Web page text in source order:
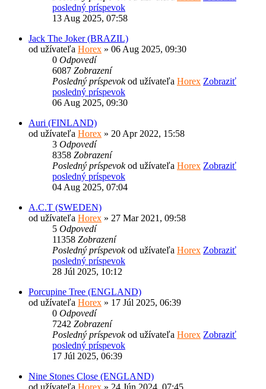
posledný príspevok
13 Aug 2025, 07:58
Jack The Joker (BRAZIL)
od užívateľa Horex » 06 Aug 2025, 09:30
0 Odpovedí
6087 Zobrazení
Posledný príspevokod užívateľa Horex Zobraziť
posledný príspevok
06 Aug 2025, 09:30
Auri (FINLAND)
od užívateľa Horex » 20 Apr 2022, 15:58
3 Odpovedí
8358 Zobrazení
Posledný príspevokod užívateľa Horex Zobraziť
posledný príspevok
04 Aug 2025, 07:04
A.C.T (SWEDEN)
od užívateľa Horex » 27 Mar 2021, 09:58
5 Odpovedí
11358 Zobrazení
Posledný príspevokod užívateľa Horex Zobraziť
posledný príspevok
28 Júl 2025, 10:12
Porcupine Tree (ENGLAND)
od užívateľa Horex » 17 Júl 2025, 06:39
0 Odpovedí
7242 Zobrazení
Posledný príspevokod užívateľa Horex Zobraziť
posledný príspevok
17 Júl 2025, 06:39
Nine Stones Close (ENGLAND)
od užívateľa Horex » 24 Jún 2024, 07:45